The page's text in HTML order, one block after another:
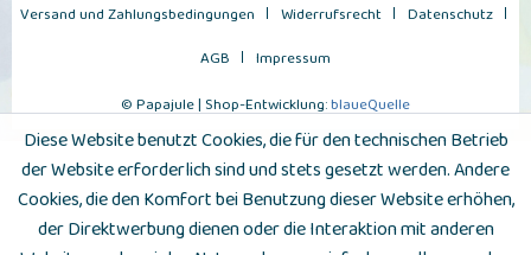
Versand und Zahlungsbedingungen
Widerrufsrecht
Datenschutz
AGB
Impressum
© Papajule | Shop-Entwicklung:blaueQuelle
Diese Website benutzt Cookies, die für den technischen Betrieb
der Website erforderlich sind und stets gesetzt werden. Andere
Cookies, die den Komfort bei Benutzung dieser Website erhöhen,
der Direktwerbung dienen oder die Interaktion mit anderen